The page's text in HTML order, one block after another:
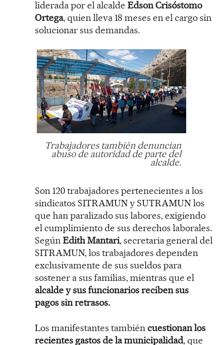
liderada por el alcalde Edson Crisóstomo
Ortega, quien lleva 18 meses en el cargo sin
solucionar sus demandas.
Trabajadores también denuncian
abuso de autoridad de parte del
alcalde.
Son 120 trabajadores pertenecientes a los
sindicatos SITRAMUN y SUTRAMUN los
que han paralizado sus labores, exigiendo
el cumplimiento de sus derechos laborales.
SegúnEdith Mantari, secretaria general del
SITRAMUN, los trabajadores dependen
exclusivamente de sus sueldos para
sostener a sus familias, mientras que el
alcalde y sus funcionarios reciben sus
pagos sin retrasos.
Los manifestantes tambiéncuestionan los
recientes gastos de la municipalidad, que